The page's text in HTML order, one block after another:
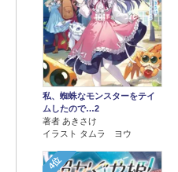
私、蜘蛛なモンスターをテイ
ムしたので…2
著者 あきさけ
イラスト タムラ ヨウ
4位